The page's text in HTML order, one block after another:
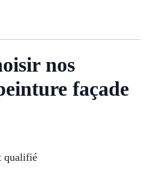
nos
façade
qualifié